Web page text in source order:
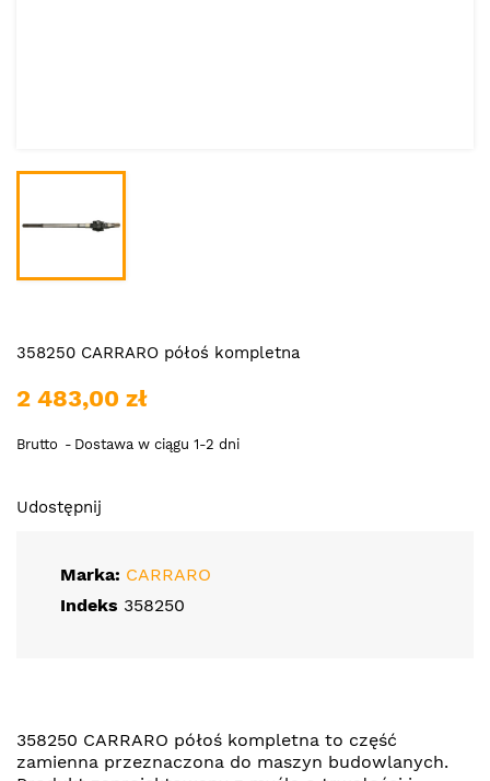
358250 CARRARO półoś kompletna
2 483,00 zł
Brutto Dostawa w ciągu 1-2 dni
Udostępnij
Marka: CARRARO
Indeks 358250
358250 CARRARO półoś kompletna to część
zamienna przeznaczona do maszyn budowlanych.